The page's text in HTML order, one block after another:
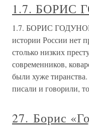
1.7. БОРИС
1.7. БОРИС
истории России нет
столько низких
современников,
были хуже
писали и говорили, то
27. Борис